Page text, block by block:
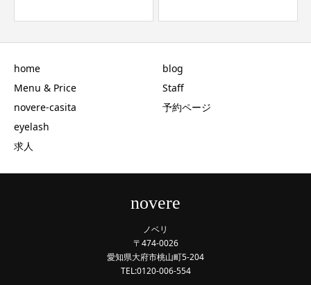
home
Menu & Price
novere-casita
eyelash
求人
blog
Staff
予約ページ
novere
ノベリ
〒474-0026
愛知県大府市桃山町5-204
TEL:0120-006-554